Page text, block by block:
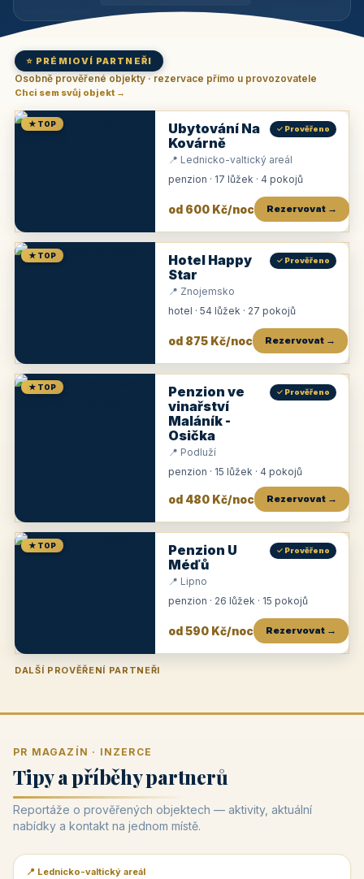
⭐ PRÉMIOVÍ PARTNEŘI
Osobně prověřené objekty · rezervace přímo u provozovatele
Chci sem svůj objekt →
★ TOP
Ubytování Na
Kovárně
✓ Prověřeno
📍 Lednicko-valtický areál
penzion · 17 lůžek · 4 pokojů
od 600 Kč/noc Rezervovat →
★ TOP
Hotel Happy
Star
✓ Prověřeno
📍 Znojemsko
hotel · 54 lůžek · 27 pokojů
od 875 Kč/noc Rezervovat →
★ TOP
Penzion ve
vinařství
Maláník -
Osička
✓ Prověřeno
📍 Podluží
penzion · 15 lůžek · 4 pokojů
od 480 Kč/noc Rezervovat →
★ TOP
Penzion U
Méďů
✓ Prověřeno
📍 Lipno
penzion · 26 lůžek · 15 pokojů
od 590 Kč/noc Rezervovat →
DALŠÍ PROVĚŘENÍ PARTNEŘI
Penzion U Zámku Pension Faber
PR MAGAZÍN · INZERCE
Tipy a příběhy partnerů
Reportáže o prověřených objektech — aktivity, aktuální
nabídky a kontakt na jednom místě.
📰 PR článek
📍 Lednicko-valtický areál